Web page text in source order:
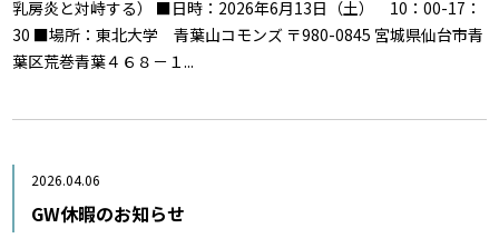
乳房炎と対峙する） ■日時：2026年6月13日（土） 10：00-17：
30 ■場所：東北大学 青葉山コモンズ 〒980-0845 宮城県仙台市青
葉区荒巻青葉４６８－１...
2026.04.06
GW休暇のお知らせ